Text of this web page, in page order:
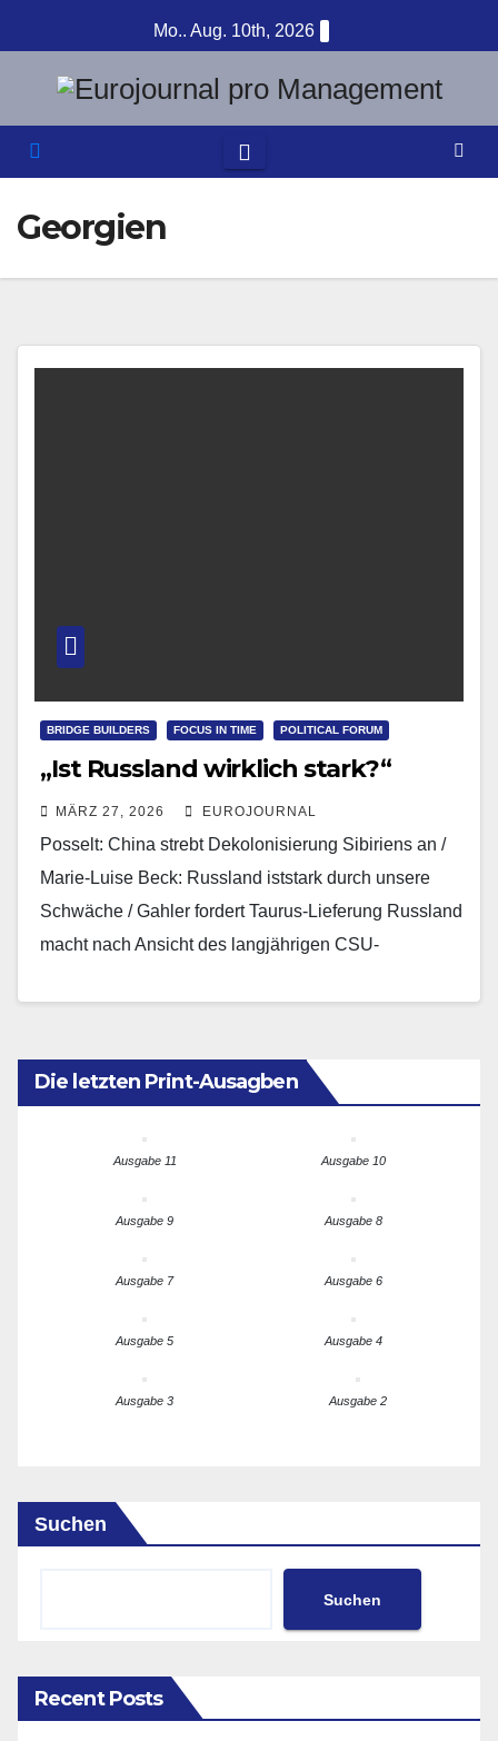
Inhalt
springen
Mo.. Aug. 10th, 2026
Georgien
BRIDGE BUILDERS FOCUS IN TIME POLITICAL FORUM
„Ist Russland wirklich stark?“
MÄRZ 27, 2026 EUROJOURNAL
Posselt: China strebt Dekolonisierung Sibiriens an /
Marie-Luise Beck: Russland iststark durch unsere
Schwäche / Gahler fordert Taurus-Lieferung Russland
macht nach Ansicht des langjährigen CSU-
Die letzten Print-Ausagben
Ausgabe 11 Ausgabe 10
Ausgabe 9 Ausgabe 8
Ausgabe 7 Ausgabe 6
Ausgabe 5 Ausgabe 4
Ausgabe 3 Ausgabe 2
Suchen
Suchen
Recent Posts